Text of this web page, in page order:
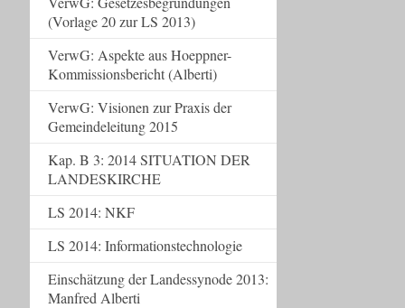
(Vorlage 20 zur LS 2013)
VerwG: Aspekte aus Hoeppner-
Kommissionsbericht (Alberti)
VerwG: Visionen zur Praxis der
Gemeindeleitung 2015
Kap. B 3: 2014 SITUATION DER
LANDESKIRCHE
LS 2014: NKF
LS 2014: Informationstechnologie
Einschätzung der Landessynode 2013:
Manfred Alberti